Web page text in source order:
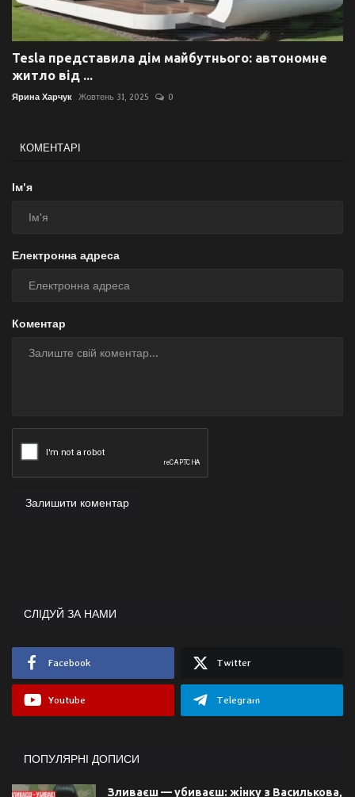
Tesla представила дім майбутнього: автономне
житло від ...
Ярина Харчук Жовтень 31, 2025 0
КОМЕНТАРІ
Ім'я
Електронна адреса
Коментар
Залишити коментар
СЛІДУЙ ЗА НАМИ
Facebook Twitter
Youtube Telegram
ПОПУЛЯРНІ ДОПИСИ
Зливаєш — убиваєш: жінку з Василькова,